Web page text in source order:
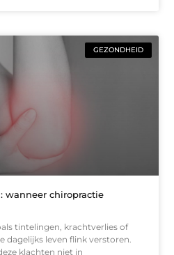
GEZONDHEID
wanneer chiropractie
tintelingen, krachtverlies of
dagelijks leven flink verstoren.
klachten niet in